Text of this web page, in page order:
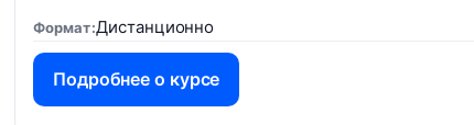
Формат Дистанционно
Подробнее о курсе